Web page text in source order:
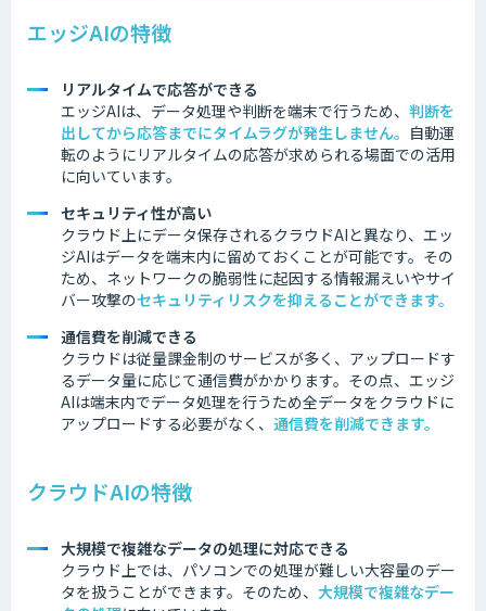
エッジAIの特徴
リアルタイムで応答ができる
エッジAIは、データ処理や判断を端末で行うため、 判断を
出してから応答までにタイムラグが発生しません。 自動運
転のようにリアルタイムの応答が求められる場面での活用
に向いています。
セキュリティ性が高い
クラウド上にデータ保存されるクラウドAIと異なり、エッ
ジAIはデータを端末内に留めておくことが可能です。その
ため、ネットワークの脆弱性に起因する情報漏えいやサイ
バー攻撃のセキュリティリスクを抑えることができます。
通信費を削減できる
クラウドは従量課金制のサービスが多く、アップロードす
るデータ量に応じて通信費がかかります。その点、エッジ
AIは端末内でデータ処理を行うため全データをクラウドに
アップロードする必要がなく、 通信費を削減できます。
クラウドAIの特徴
大規模で複雑なデータの処理に対応できる
クラウド上では、パソコンでの処理が難しい大容量のデー
タを扱うことができます。そのため、 大規模で複雑なデー